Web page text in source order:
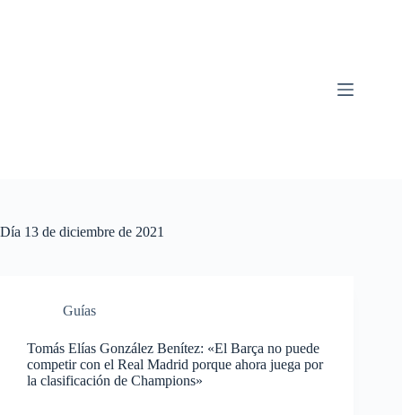
Día 13 de diciembre de 2021
Guías
Tomás Elías González Benítez: «El Barça no puede
competir con el Real Madrid porque ahora juega por
la clasificación de Champions»